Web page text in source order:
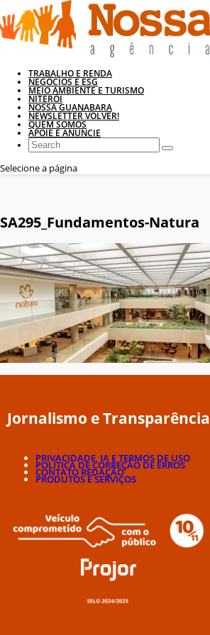
TRABALHO E RENDA
NEGÓCIOS E ESG
MEIO AMBIENTE E TURISMO
NITERÓI
NOSSA GUANABARA
NEWSLETTER VOLVER!
QUEM SOMOS
APOIE E ANUNCIE
Selecione a página
SA295_Fundamentos-Natura
Jornalismo e Transparência
PRIVACIDADE, IA E TERMOS DE USO
POLÍTICA DE CORREÇÃO DE ERROS
CONTATO REDAÇÃO
PRODUTOS E SERVIÇOS